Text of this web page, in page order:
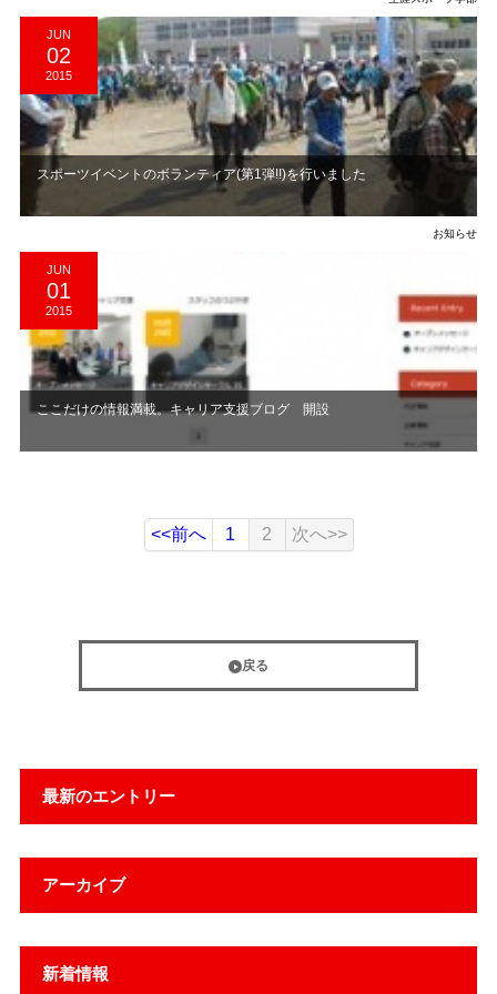
最新のエントリー
アーカイブ
新着情報
JUN
02
2015
スポーツイベントのボランティア(第1弾!!)を行いました
お知らせ
JUN
01
2015
ここだけの情報満載。キャリア支援ブログ 開設
<<前へ 1 2 次へ>>
戻る